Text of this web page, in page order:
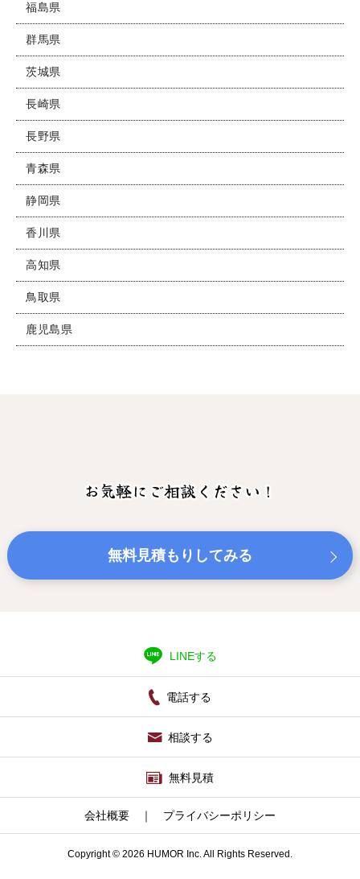
福島県
群馬県
茨城県
長崎県
長野県
青森県
静岡県
香川県
高知県
鳥取県
鹿児島県
お気軽にご相談ください！
無料見積もりしてみる
LINEする
電話する
相談する
無料見積
会社概要 ｜ プライバシーポリシー
Copyright © 2026 HUMOR Inc. All Rights Reserved.